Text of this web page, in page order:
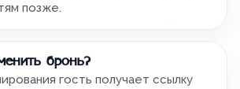
позже.
бронь?
гость получает ссылку